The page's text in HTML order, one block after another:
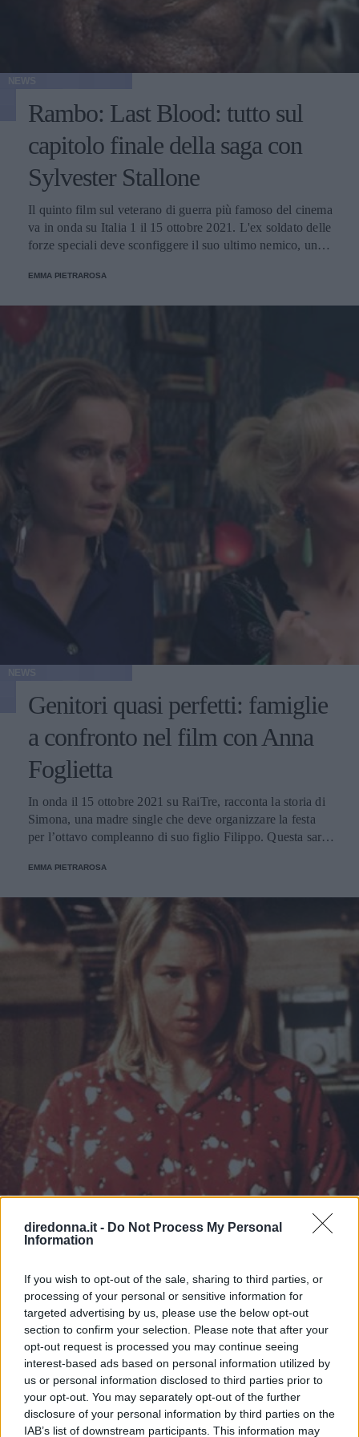
diredonna.it - Do Not Process My Personal
Information
If you wish to opt-out of the sale, sharing to third parties, or
processing of your personal or sensitive information for
targeted advertising by us, please use the below opt-out
section to confirm your selection. Please note that after your
opt-out request is processed you may continue seeing
interest-based ads based on personal information utilized by
us or personal information disclosed to third parties prior to
your opt-out. You may separately opt-out of the further
disclosure of your personal information by third parties on the
IAB’s list of downstream participants. This information may
Rambo: Last Blood: tutto sul
capitolo finale della saga con
Sylvester Stallone
Il quinto film sul veterano di guerra più famoso del cinema
va in onda su Italia 1 il 15 ottobre 2021. L'ex soldato delle
forze speciali deve sconfiggere il suo ultimo nemico, un
ragazze.
EMMA PIETRAROSA
Genitori quasi perfetti: famiglie
a confronto nel film con Anna
Foglietta
In onda il 15 ottobre 2021 su RaiTre, racconta la storia di
Simona, una madre single che deve organizzare la festa
per l’ottavo compleanno di suo figlio Filippo. Questa sarà
EMMA PIETRAROSA
Il diario di Bridget Jones: ecco
cinque motivi per guardarlo (di
nuovo)
In onda il 14 ottobre su La5, il film con Renée Zellweger è
una delle commedie romantiche più iconiche degli ultimi
20 anni. E rivederlo è sempre una buona idea.